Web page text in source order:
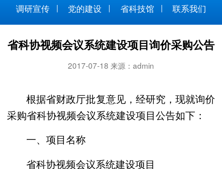
调研宣传
党的建设 省科技馆 联系我们
省科协视频会议系统建设项目询价采购公告
2017-07-18 来源：admin
根据省财政厅批复意见，经研究，现就询价
采购省科协视频会议系统建设项目公告如下：
一、项目名称
省科协视频会议系统建设项目